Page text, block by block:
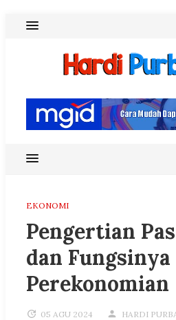
EKONOMI
Pengertian
dan
Perekonomian
05 AGU 2024 HARDI